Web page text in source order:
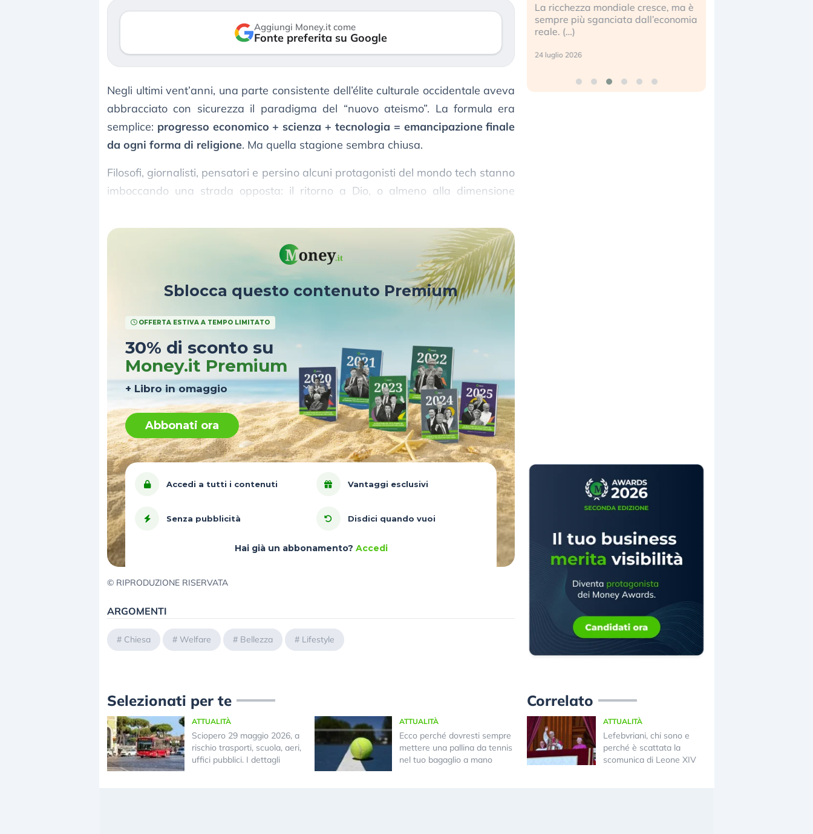
Aggiungi Money.it come
Fonte preferita su Google
Negli ultimi vent’anni, una parte consistente dell’élite culturale occidentale aveva
abbracciato con sicurezza il paradigma del “nuovo ateismo”. La formula era
semplice: progresso economico + scienza + tecnologia = emancipazione finale
da ogni forma di religione. Ma quella stagione sembra chiusa.
Filosofi, giornalisti, pensatori e persino alcuni protagonisti del mondo tech stanno
imboccando una strada opposta: il ritorno a Dio, o almeno alla dimensione
Sblocca questo contenuto Premium
OFFERTA ESTIVA A TEMPO LIMITATO
30% di sconto su
Money.it Premium
+ Libro in omaggio
Abbonati ora
Accedi a tutti i contenuti Vantaggi esclusivi
Senza pubblicità Disdici quando vuoi
Hai già un abbonamento? Accedi
© RIPRODUZIONE RISERVATA
ARGOMENTI
# Chiesa # Welfare # Bellezza # Lifestyle
3 agosto 2026
Kospi, mentre gli investitori retail (…)
30 luglio 2026
La ricchezza mondiale cresce, ma è
sempre più sganciata dall’economia
reale. (…)
24 luglio 2026
Selezionati per te
ATTUALITÀ
Sciopero 29 maggio 2026, a
rischio trasporti, scuola, aeri,
uffici pubblici. I dettagli
ATTUALITÀ
Ecco perché dovresti sempre
mettere una pallina da tennis
nel tuo bagaglio a mano
Correlato
ATTUALITÀ
Lefebvriani, chi sono e
perché è scattata la
scomunica di Leone XIV